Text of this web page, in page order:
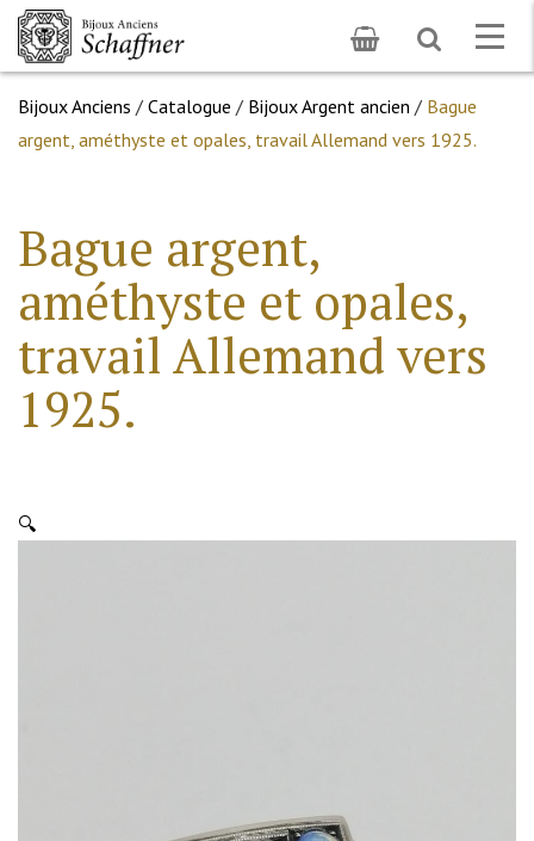
Toggle
search
Bijoux Anciens / Catalogue / Bijoux Argent ancien / Bague
argent, améthyste et opales, travail Allemand vers 1925.
Bague argent,
améthyste et opales,
travail Allemand vers
1925.
🔍